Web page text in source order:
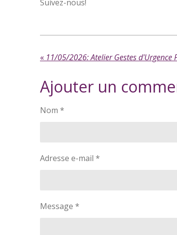
Suivez-nous!
« 11/05/2026: Atelier Gestes d'Urgence
Ajouter un
Nom *
Adresse e-mail *
Message *